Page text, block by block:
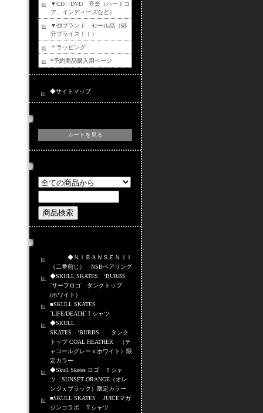
▼CD、DVD 音楽（ハードコ
ア、インディーズなど）
▼他ブランド セール品（処
分プライス！！）
＊ラッピング
*予約商品購入用ページ
◆サイトマップ
カートを見る
◆ＮＩＢＡＮＳＥＮＪＩ
（二番煎じ） NSBベアリング
◆SKULL SKATES ‘BURBS
`サーフロゴ タンクトップ
(ホワイト）
■SKULL SKATES
`LIFE/DEATH`Ｔシャツ
◆SKULL
SKATES ‘BURBS タンク
トップ COAL HEATHER （チ
ャコールグレーｘホワイト）限
定カラー
◆Skull Skates ロゴ Ｔシャ
ツ SUNSET ORANGE（オレ
ンジｘブラック）限定カラー
■SKULL SKATES JUICEマガ
ジンコラボ Ｔシャツ